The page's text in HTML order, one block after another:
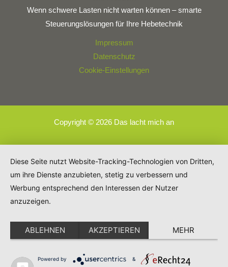
Wenn schwere Lasten nicht warten können – smarte
Steuerungslösungen für Ihre Hebetechnik
Impressum
Datenschutz
Cookie-Einstellungen
Copyright © 2026 Das lacht mich an
Diese Seite nutzt Website-Tracking-Technologien von Dritten,
um ihre Dienste anzubieten, stetig zu verbessern und
Werbung entsprechend den Interessen der Nutzer
anzuzeigen.
ABLEHNEN AKZEPTIEREN MEHR
Powered by &